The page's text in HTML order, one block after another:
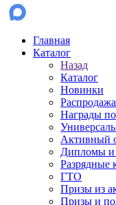
Главная
Каталог
Назад
Каталог
Новинки
Распродажа
Награды
Активный
Дипломы и
Разрядные
ГТО
Призы из
Призы и